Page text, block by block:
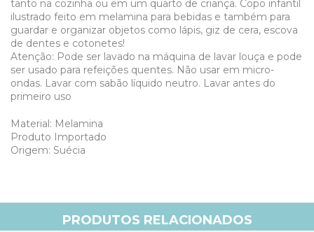
tanto na cozinha ou em um quarto de criança. Copo infantil
ilustrado feito em melamina para bebidas e também para
guardar e organizar objetos como lápis, giz de cera, escova
de dentes e cotonetes!
Atenção: Pode ser lavado na máquina de lavar louça e pode
ser usado para refeições quentes. Não usar em micro-
ondas. Lavar com sabão líquido neutro. Lavar antes do
primeiro uso
Material: Melamina
Produto Importado
Origem: Suécia
PRODUTOS RELACIONADOS